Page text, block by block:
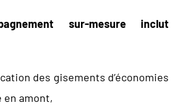
sur-mesure inclut
des gisements d’économies
en amont,